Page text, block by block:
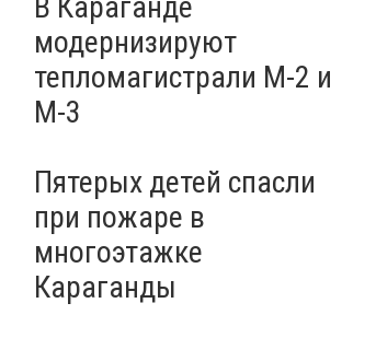
модернизируют
тепломагистрали М-2 и
М-3
Пятерых детей спасли
при пожаре в
многоэтажке
Караганды